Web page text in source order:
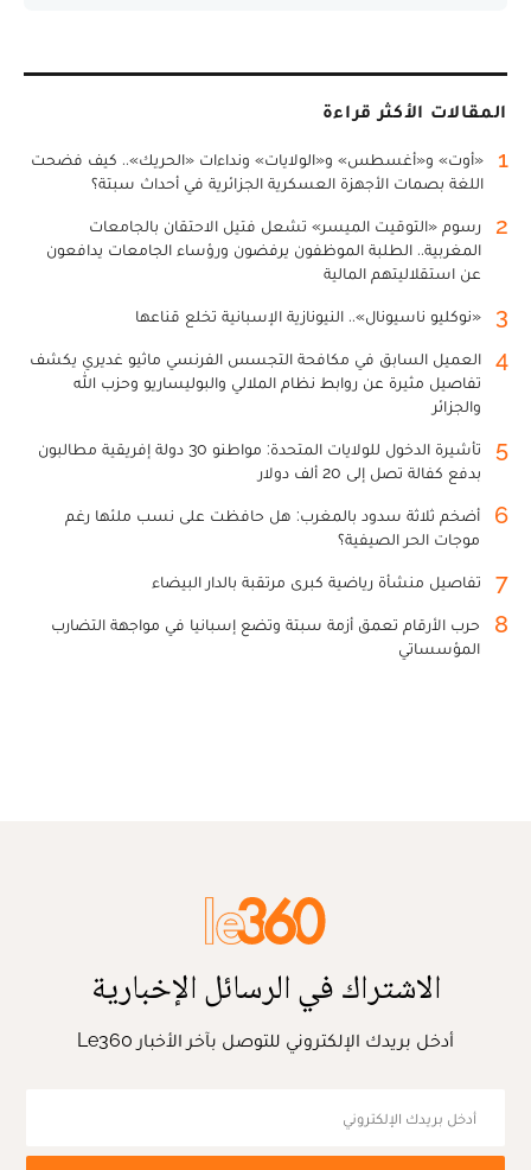
المقالات الأكثر قراءة
1
«أوت» و«أغسطس» و«الولايات» ونداءات «الحريك».. كيف فضحت
اللغة بصمات الأجهزة العسكرية الجزائرية في أحداث سبتة؟
2
رسوم «التوقيت الميسر» تشعل فتيل الاحتقان بالجامعات
المغربية.. الطلبة الموظفون يرفضون ورؤساء الجامعات يدافعون
عن استقلاليتهم المالية
3 «نوكليو ناسيونال».. النيونازية الإسبانية تخلع قناعها
4
العميل السابق في مكافحة التجسس الفرنسي ماثيو غديري يكشف
تفاصيل مثيرة عن روابط نظام الملالي والبوليساريو وحزب الله
والجزائر
5
تأشيرة الدخول للولايات المتحدة: مواطنو 30 دولة إفريقية مطالبون
بدفع كفالة تصل إلى 20 ألف دولار
6
أضخم ثلاثة سدود بالمغرب: هل حافظت على نسب ملئها رغم
موجات الحر الصيفية؟
7 تفاصيل منشأة رياضية كبرى مرتقبة بالدار البيضاء
8
حرب الأرقام تعمق أزمة سبتة وتضع إسبانيا في مواجهة التضارب
المؤسساتي
الاشتراك في الرسائل الإخبارية
أدخل بريدك الإلكتروني للتوصل بآخر الأخبار Le360